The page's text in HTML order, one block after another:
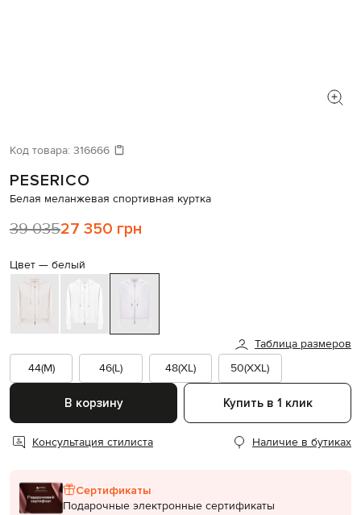
Код товара: 316666
PESERICO
Белая меланжевая спортивная куртка
39 03527 350 грн
Цвет — белый
Таблица размеров
44(M)
46(L) 48(XL) 50(XXL)
В корзину Купить в 1 клик
Консультация стилиста Наличие в бутиках
Сертификаты
Подарочные электронные сертификаты